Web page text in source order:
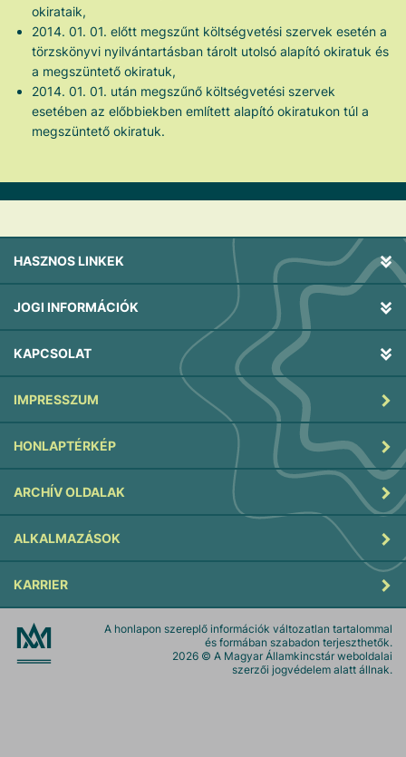
okirataik,
2014. 01. 01. előtt megszűnt költségvetési szervek esetén a
törzskönyvi nyilvántartásban tárolt utolsó alapító okiratuk és
a megszüntető okiratuk,
2014. 01. 01. után megszűnő költségvetési szervek
esetében az előbbiekben említett alapító okiratukon túl a
megszüntető okiratuk.
HASZNOS LINKEK
JOGI INFORMÁCIÓK
KAPCSOLAT
IMPRESSZUM
HONLAPTÉRKÉP
ARCHÍV OLDALAK
ALKALMAZÁSOK
KARRIER
A honlapon szereplő információk változatlan tartalommal
és formában szabadon terjeszthetők.
2026 © A Magyar Államkincstár weboldalai
szerzői jogvédelem alatt állnak.